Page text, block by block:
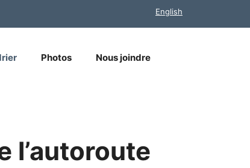
English
Photos Nous joindre
l’autoroute